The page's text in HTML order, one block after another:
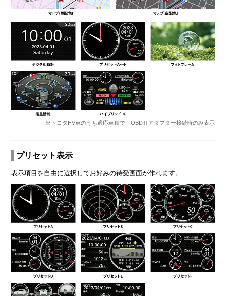
※トヨタHV車のうち適応車種で、OBDⅡアダプター接続時のみ表示
プリセット表示
表示項目を自由に選択してお好みの待受画面が作れます。